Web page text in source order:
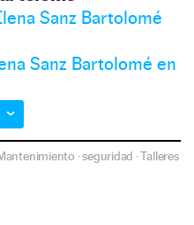
Sanz Bartolomé
Sanz Bartolomé en
·seguridad ·Talleres